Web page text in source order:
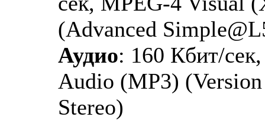
(Advanced
Аудио: 160 Кбит/
Audio (MP3)
Stereo)